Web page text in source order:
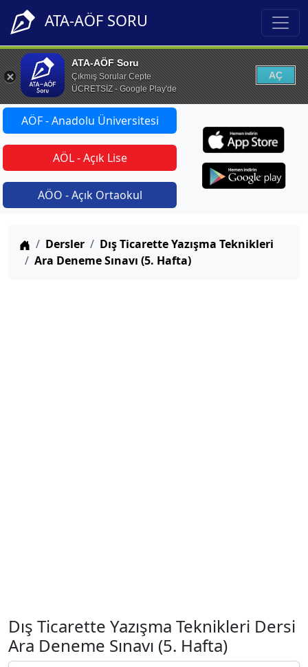
ATA-AÖF SORU
ATA-AÖF Soru
Çıkmış Sorular Cepte
ÜCRETSİZ - Google Play'de
AÇ
AÖF - Anadolu Üniversitesi
AÖL - Açık Lise
AÖO - Açık Ortaokul
Anasayfa
Dersler
Dış Ticarette Yazışma Teknikleri
Ara Deneme Sınavı (5. Hafta)
Dış Ticarette Yazışma Teknikleri Dersi
Ara Deneme Sınavı (5. Hafta)